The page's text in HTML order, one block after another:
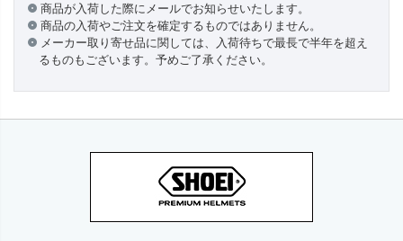
商品が入荷した際にメールでお知らせいたします。
商品の入荷やご注文を確定するものではありません。
メーカー取り寄せ品に関しては、入荷待ちで最長で半年を超え
るものもございます。予めご了承ください。